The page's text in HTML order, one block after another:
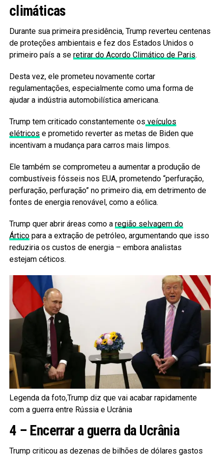
climáticas
Durante sua primeira presidência, Trump reverteu centenas
de proteções ambientais e fez dos Estados Unidos o
primeiro país a se retirar do Acordo Climático de Paris.
Desta vez, ele prometeu novamente cortar
regulamentações, especialmente como uma forma de
ajudar a indústria automobilística americana.
Trump tem criticado constantemente os veículos
elétricos e prometido reverter as metas de Biden que
incentivam a mudança para carros mais limpos.
Ele também se comprometeu a aumentar a produção de
combustíveis fósseis nos EUA, prometendo “perfuração,
perfuração, perfuração” no primeiro dia, em detrimento de
fontes de energia renovável, como a eólica.
Trump quer abrir áreas como a região selvagem do
Árticopara a extração de petróleo, argumentando que isso
reduziria os custos de energia – embora analistas
estejam céticos.
Legenda da foto,Trump diz que vai acabar rapidamente
com a guerra entre Rússia e Ucrânia
4 – Encerrar a guerra da Ucrânia
Trump criticou as dezenas de bilhões de dólares gastos